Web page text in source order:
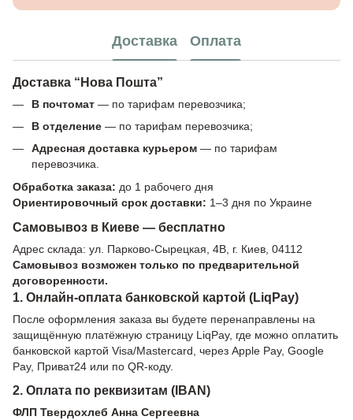
Доставка Оплата
Доставка “Нова Пошта”
В почтомат — по тарифам перевозчика;
В отделение — по тарифам перевозчика;
Адресная доставка курьером — по тарифам
перевозчика.
Обработка заказа: до 1 рабочего дня
Ориентировочный срок доставки: 1–3 дня по Украине
Самовывоз в Киеве — бесплатно
Адрес склада: ул. Парково-Сырецкая, 4В, г. Киев, 04112
Самовывоз возможен только по предварительной
договоренности.
1. Онлайн-оплата банковской картой (LiqPay)
После оформления заказа вы будете перенаправлены на
защищённую платёжную страницу LiqPay, где можно оплатить
банковской картой Visa/Mastercard, через Apple Pay, Google
Pay, Приват24 или по QR-коду.
2. Оплата по реквизитам (IBAN)
ФЛП Твердохлеб Анна Сергеевна